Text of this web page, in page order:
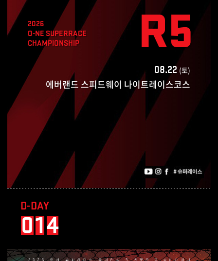
2026
O-NE SUPERRACE
CHAMPIONSHIP
R5
08.22 (토)
에버랜드 스피드웨이 나이트레이스코스
D-DAY
014